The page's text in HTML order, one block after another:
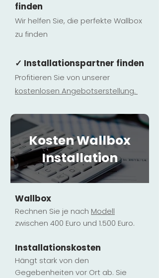
finden
Wir helfen Sie, die perfekte Wallbox
zu finden
✓ Installationspartner finden
Profitieren Sie von unserer
kostenlosen Angebotserstellung.
Kosten Wallbox
Installation
Wallbox
Rechnen Sie je nach Modell
zwischen 400 Euro und 1.500 Euro.
Installationskosten
Hängt stark von den
Gegebenheiten vor Ort ab. Sie